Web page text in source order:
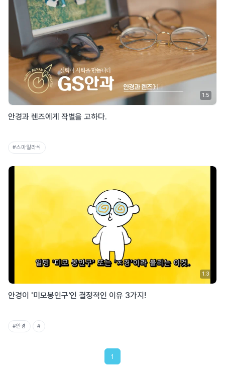
1:5
안경과 렌즈에게 작별을 고하다.
#스마일라식
1:3
안경이 '미모봉인구'인 결정적인 이유 3가지!
#안경 #
1